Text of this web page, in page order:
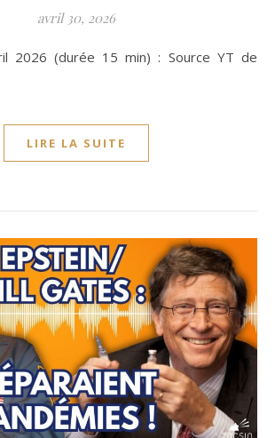
avril 30, 2026
LIRE LA SUITE